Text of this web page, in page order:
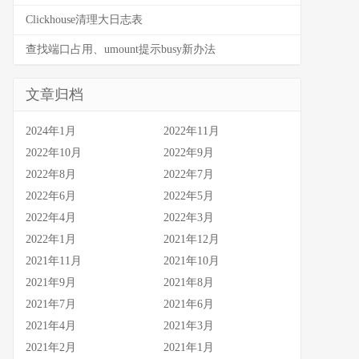
Clickhouse清理大日志表
查找端口占用、umount提示busy新办法
文章归档
2024年1月
2022年11月
2022年10月
2022年9月
2022年8月
2022年7月
2022年6月
2022年5月
2022年4月
2022年3月
2022年1月
2021年12月
2021年11月
2021年10月
2021年9月
2021年8月
2021年7月
2021年6月
2021年4月
2021年3月
2021年2月
2021年1月